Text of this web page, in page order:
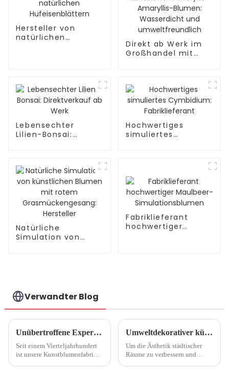
Hersteller von
natürlichen
Direkt ab Werk im
Großhandel mit
Wasserdicht und
umweltfreundlich
Lebensechter
Lilien-Bonsai:
Hochwertiges
simuliertes
Natürliche
Simulation von
Fabriklieferant
hochwertiger
Verwandter Blog
Unübertroffene Expertise: 25 Jahre Kunstblumenfabrik
Seit einem Vierteljahrhundert
ist unsere Kunstblumenfabrik
Umweltdekorativer künstlicher Baum
Um die Ästhetik städtischer
Räume zu verbessern und